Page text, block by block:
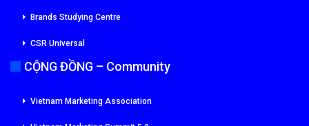
Brands Studying Centre
CSR Universal
CỘNG ĐỒNG – Community
Vietnam Marketing Association